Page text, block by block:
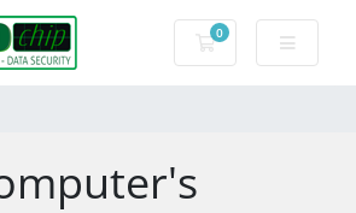
0
Shopping Cart